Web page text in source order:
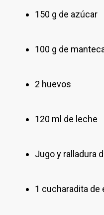
150 g de azúcar
100 g de
2 huevos
120 ml de leche
Jugo y ralladura
1 cucharadita de